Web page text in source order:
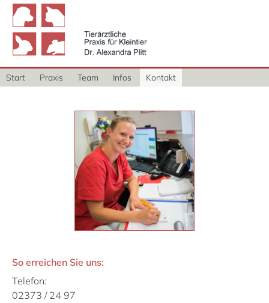
Tierärztliche Praxis für
Kleintiere - Dr. Alexandra
Plitt
Start Praxis Team Infos Kontakt
So erreichen Sie uns:
Telefon:
02373 / 24 97